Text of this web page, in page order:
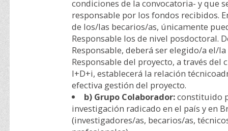
condiciones de la convocatoria- y que
responsable por los fondos recibidos.
de los/las becarios/as, únicamente
Responsable los de nivel posdoctoral.
Responsable, deberá ser elegido/a el/
Responsable del proyecto, a través del
I+D+i, establecerá la relación
efectiva gestión del proyecto.
b) Grupo Colaborador:constituido
investigación radicado en el país y en
(investigadores/as, becarios/as,